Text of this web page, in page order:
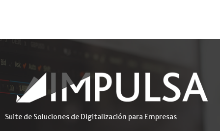
Suite de Soluciones de Digitalización para Empresas